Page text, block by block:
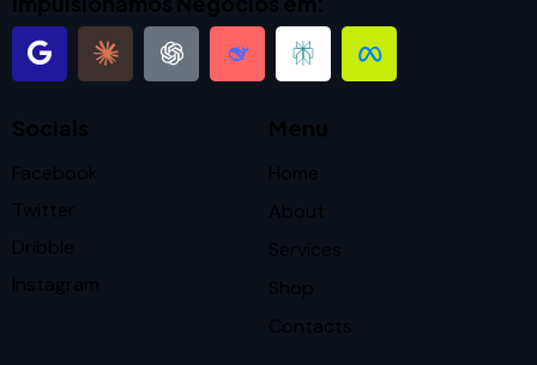
Socials
Facebook
Twitter
Dribble
Instagram
Menu
Home
About
Services
Shop
Contacts